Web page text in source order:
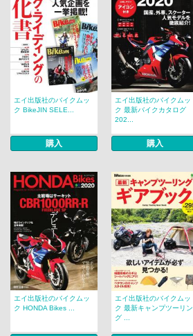
エイ出版社のバイクムッ
ク BikeJIN SELE...
購入
エイ出版社のバイクムッ
ク 最新バイクカタログ
202...
購入
エイ出版社のバイクムッ
ク HONDA Bikes ...
エイ出版社のバイクムッ
ク 最新キャンプツーリン
グ ...